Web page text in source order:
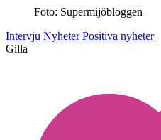
Foto: Supermijöbloggen
Intervju Nyheter Positiva nyheter
Gilla